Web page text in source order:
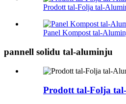
Prodott tal-Folja tal-
Panel Kompost tal-
pannell solidu tal-aluminju
Prodott tal-Folja